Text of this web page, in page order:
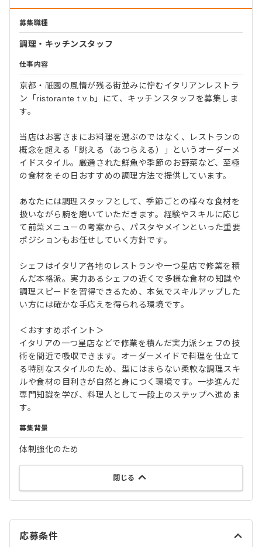
募集職種
調理・キッチンスタッフ
仕事内容
京都・祇園の風情が残る街並みに佇むイタリアンレストラ
ン「ristorante t.v.b」にて、キッチンスタッフを募集しま
す。
当店はお客さまにお料理を選ぶのではなく、レストランの
概念を超える「誂える（あつらえる）」というオーダーメ
イドスタイル。厳選された鮮魚や季節のお野菜など、至極
の食材をその日おすすめの調理方法で提供しています。
あなたには調理スタッフとして、季節ごとの様々な食材を
扱いながら腕を磨いていただきます。経験やスキルに応じ
て前菜メニューの考案から、パスタやメインといった重要
ポジションもお任せしていく方針です。
シェフはイタリア各地のレストランや一つ星店で修業を積
んだ本格派。実力あるシェフの近くで多様な食材の知識や
調理スピードを習得できるため、本気でスキルアップした
い方には確かな手応えを得られる環境です。
＜おすすめポイント＞
イタリアの一つ星店などで修業を積んだ実力派シェフの技
術を間近で吸収できます。オーダーメイドで料理を仕立て
る特別なスタイルのため、型にはまらない柔軟な調理スキ
ルや食材の目利きが自然と身につく環境です。一歩進んだ
専門知識を学び、料理人として一段上のステップへ進めま
す。
募集背景
体制強化のため
閉じる
応募条件